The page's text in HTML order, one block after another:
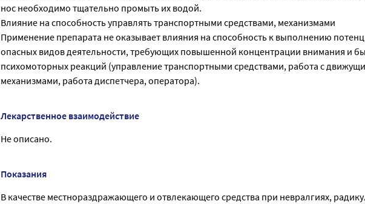
нос необходимо тщательно промыть их водой.
Влияние на способность управлять транспортными средствами, механизмами
Применение препарата не оказывает влияния на способность к выполнению
опасных видов деятельности, требующих повышенной концентрации внимания и
психомоторных реакций (управление транспортными средствами, работа с
механизмами, работа диспетчера, оператора).
Лекарственное взаимодействие
Не описано.
Показания
В качестве местнораздражающего и отвлекающего средства при невралгиях,